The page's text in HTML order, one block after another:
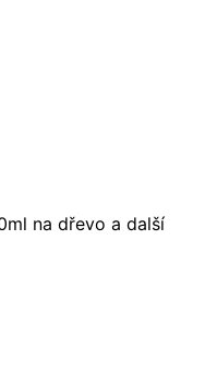
na dřevo a další